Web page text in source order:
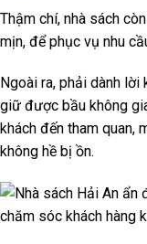
Thậm chí, nhà sách
mịn, để phục vụ nhu
Ngoài ra, phải dành
giữ được bầu không
khách đến tham quan,
không hề bị ồn.